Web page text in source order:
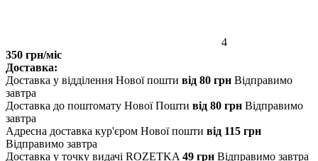
4
350 грн/міс
Доставка:
Доставка у відділення Нової пошти від 80 грн Відправимо
завтра
Доставка до поштомату Нової Пошти від 80 грн Відправимо
завтра
Адресна доставка кур'єром Нової пошти від 115 грн
Відправимо завтра
Доставка у точку видачі ROZETKA 49 грн Відправимо завтра